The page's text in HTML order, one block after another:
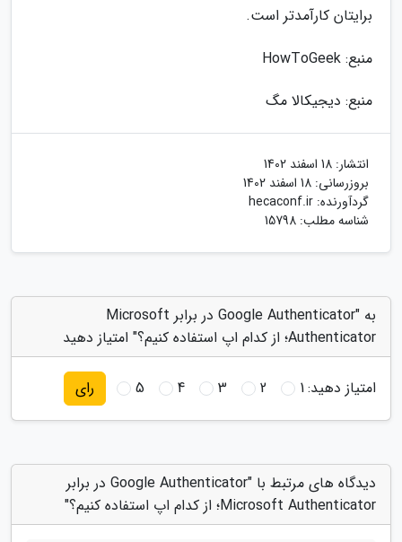
برایتان کارآمدتر است.
منبع: HowToGeek
منبع: دیجیکالا مگ
انتشار: 18 اسفند 1402
بروزرسانی: 18 اسفند 1402
گردآورنده: hecaconf.ir
شناسه مطلب: 15798
به "Google Authenticator در برابر Microsoft
Authenticator؛ از کدام اپ استفاده کنیم؟" امتیاز دهید
امتیاز دهید:1
2
3
4
5 رای
دیدگاه های مرتبط با "Google Authenticator در برابر
Microsoft Authenticator؛ از کدام اپ استفاده کنیم؟"